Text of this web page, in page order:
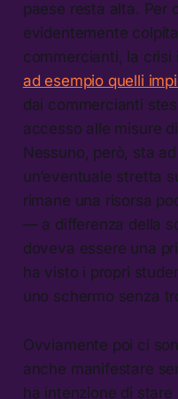
paese resta alta. Per
evidentemente
commercianti, la
ad esempio quelli
dai commercianti
accesso alle misure
Nessuno, però, sta
un’eventuale stretta
rimane una risorsa
— a differenza della
doveva essere una
ha visto i propri
uno schermo senza
Ovviamente poi ci
anche manifestare
ha intenzione di